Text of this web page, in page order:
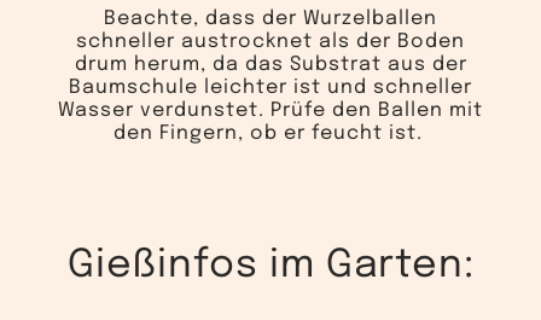
Beachte, dass der Wurzelballen
schneller austrocknet als der Boden
drum herum, da das Substrat aus der
Baumschule leichter ist und schneller
Wasser verdunstet. Prüfe den Ballen mit
den Fingern, ob er feucht ist.
Gießinfos im Garten: